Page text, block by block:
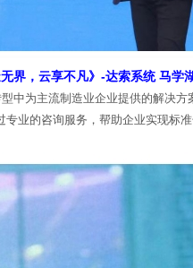
无界，云享不凡》-达索系统 马学
中为主流制造业企业提供的解决
业的咨询服务，帮助企业实现标